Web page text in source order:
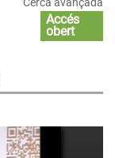
Accés
obert